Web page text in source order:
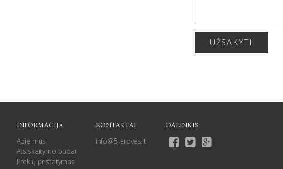
UŽSAKYTI
INFORMACIJA
Apie mus
Atsiskaitymo būdai
Prekių pristatymas
KONTAKTAI
info@5-erdves.lt
DALINKIS